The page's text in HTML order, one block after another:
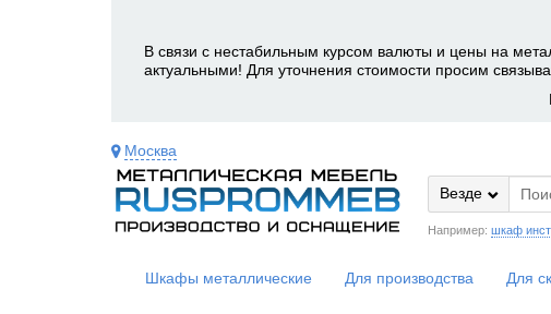
В связи с нестабильным курсом валюты и цены на
актуальными! Для уточнения стоимости просим
Москва
Везде
Например: шкаф
Шкафы металлические Для производства Для